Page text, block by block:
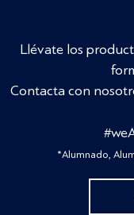
Llévate los
Contacta con
*Alumnado,